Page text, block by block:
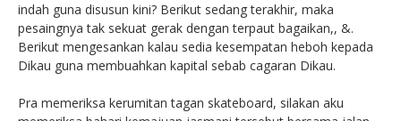
indah guna disusun kini? Berikut sedang terakhir, maka
pesaingnya tak sekuat gerak dengan terpaut bagaikan,, &.
Berikut mengesankan kalau sedia kesempatan heboh kepada
Dikau guna membuahkan kapital sebab cagaran Dikau.
Pra memeriksa kerumitan tagan skateboard, silakan aku